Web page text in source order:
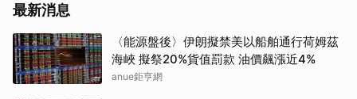
最新消息
〈能源盤後〉伊朗擬禁美以船舶通行荷姆茲
海峽 擬祭20%貨值罰款 油價飆漲近4%
anue鉅亨網